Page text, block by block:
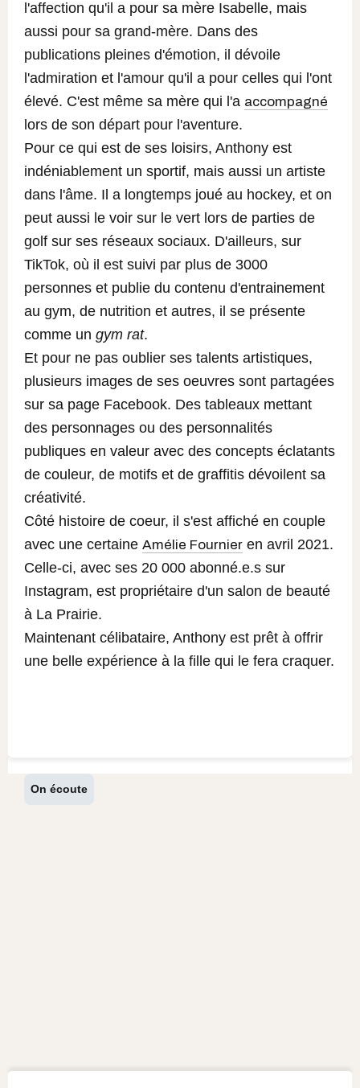
l'affection qu'il a pour sa mère Isabelle, mais
aussi pour sa grand-mère. Dans des
publications pleines d'émotion, il dévoile
l'admiration et l'amour qu'il a pour celles qui l'ont
élevé. C'est même sa mère qui l'a accompagné
lors de son départ pour l'aventure.
Pour ce qui est de ses loisirs, Anthony est
indéniablement un sportif, mais aussi un artiste
dans l'âme. Il a longtemps joué au hockey, et on
peut aussi le voir sur le vert lors de parties de
golf sur ses réseaux sociaux. D'ailleurs, sur
TikTok, où il est suivi par plus de 3000
personnes et publie du contenu d'entrainement
au gym, de nutrition et autres, il se présente
comme un gym rat.
Et pour ne pas oublier ses talents artistiques,
plusieurs images de ses oeuvres sont partagées
sur sa page Facebook. Des tableaux mettant
des personnages ou des personnalités
publiques en valeur avec des concepts éclatants
de couleur, de motifs et de graffitis dévoilent sa
créativité.
Côté histoire de coeur, il s'est affiché en couple
avec une certaine Amélie Fournier en avril 2021.
Celle-ci, avec ses 20 000 abonné.e.s sur
Instagram, est propriétaire d'un salon de beauté
à La Prairie.
Maintenant célibataire, Anthony est prêt à offrir
une belle expérience à la fille qui le fera craquer.
On écoute